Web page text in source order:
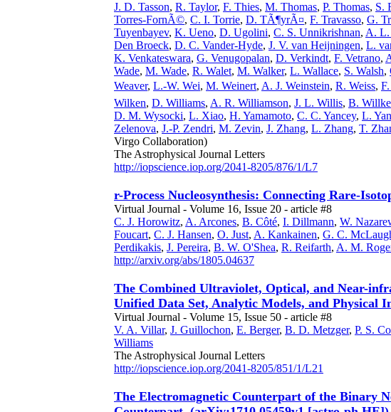
J. D. Tasson, R. Taylor, F. Thies, M. Thomas, P. Thomas, S.
Torres-FornÃ©, C. I. Torrie, D. TÃ¶yrÃ¤, F. Travasso, G.
Tuyenbayev, K. Ueno, D. Ugolini, C. S. Unnikrishnan, A. L.
Den Broeck, D. C. Vander-Hyde, J. V. van Heijningen, L.
K. Venkateswara, G. Venugopalan, D. Verkindt, F. Vetrano,
Wade, M. Wade, R. Walet, M. Walker, L. Wallace, S. Walsh,
Weaver, L.-W. Wei, M. Weinert, A. J. Weinstein, R. Weiss,
Wilken, D. Williams, A. R. Williamson, J. L. Willis, B. Willke
D. M. Wysocki, L. Xiao, H. Yamamoto, C. C. Yancey, L.
Zelenova, J.-P. Zendri, M. Zevin, J. Zhang, L. Zhang, T.
Virgo Collaboration)
The Astrophysical Journal Letters
http://iopscience.iop.org/2041-8205/876/1/L7
r-Process Nucleosynthesis: Connecting Rare-
Virtual Journal - Volume 16, Issue 20 - article #8
C. J. Horowitz, A. Arcones, B. Côté, I. Dillmann, W.
Foucart, C. J. Hansen, O. Just, A. Kankainen, G. C.
Perdikakis, J. Pereira, B. W. O'Shea, R. Reifarth, A. M.
http://arxiv.org/abs/1805.04637
The Combined Ultraviolet, Optical, and Near-
Unified Data Set, Analytic Models, and Physical
Virtual Journal - Volume 15, Issue 50 - article #8
V. A. Villar, J. Guillochon, E. Berger, B. D. Metzger, P. S.
Williams
The Astrophysical Journal Letters
http://iopscience.iop.org/2041-8205/851/1/L21
The Electromagnetic Counterpart of the Binary